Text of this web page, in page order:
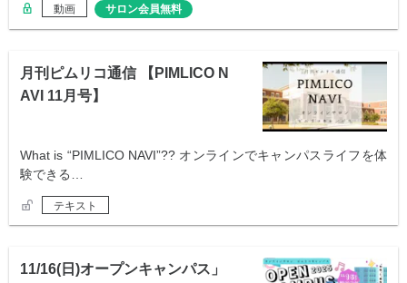
動画 サロン会員無料
月刊ピムリコ通信 【PIMLICO N
AVI 11月号】
What is “PIMLICO NAVI”?? オンラインでキャンパスライフを体
験できる…
テキスト
11/16(日)オープンキャンパス」